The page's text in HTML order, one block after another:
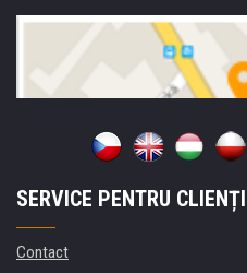
SERVICE PENTRU CLIENȚI
Contact